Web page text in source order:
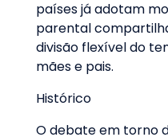
países já adotam
parental
divisão flexível do
mães e pais.
Histórico
O debate em torno